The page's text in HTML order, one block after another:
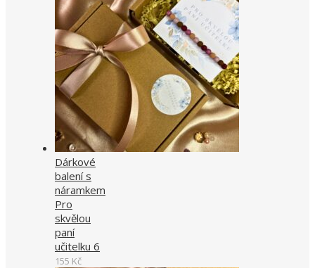
Dárkové
balení s
náramkem
Pro
skvělou
paní
učitelku 6
155 Kč